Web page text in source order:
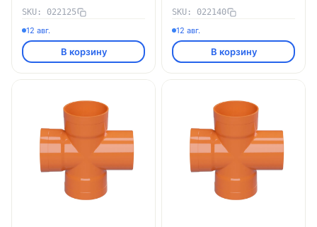
SKU: 022125
12 авг.
В корзину
SKU: 022140
12 авг.
В корзину